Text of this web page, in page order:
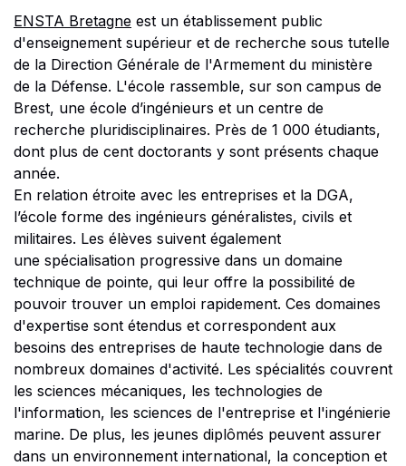
ENSTA Bretagne est un établissement public
d'enseignement supérieur et de recherche sous tutelle
de la Direction Générale de l'Armement du ministère
de la Défense. L'école rassemble, sur son campus de
Brest, une école d’ingénieurs et un centre de
recherche pluridisciplinaires. Près de 1 000 étudiants,
dont plus de cent doctorants y sont présents chaque
année.
En relation étroite avec les entreprises et la DGA,
l’école forme des ingénieurs généralistes, civils et
militaires. Les élèves suivent également
une spécialisation progressive dans un domaine
technique de pointe, qui leur offre la possibilité de
pouvoir trouver un emploi rapidement. Ces domaines
d'expertise sont étendus et correspondent aux
besoins des entreprises de haute technologie dans de
nombreux domaines d'activité. Les spécialités couvrent
les sciences mécaniques, les technologies de
l'information, les sciences de l'entreprise et l'ingénierie
marine. De plus, les jeunes diplômés peuvent assurer
dans un environnement international, la conception et